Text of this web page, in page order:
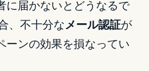
に届かないとどうなるで
、不十分なメール認証が
ーンの効果を損なってい